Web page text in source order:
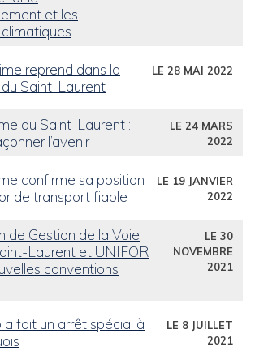
et les
reprend dans la
Saint-Laurent
LE 28 MAI 2022
du Saint-Laurent :
l’avenir
LE 24 MARS
2022
confirme sa position
de transport fiable
LE 19 JANVIER
2022
de Gestion de la Voie
Laurent et UNIFOR
conventions
LE 30
NOVEMBRE
2021
fait un arrêt spécial à
LE 8 JUILLET
2021